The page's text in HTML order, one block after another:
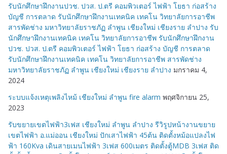
รับนักศึกษาฝึกงานปวช. ปวส. ป.ตรี คอมพิวเตอร์ ไฟฟ้า โยธา ก่อสร้าง
บัญชี การตลาด รับนักศึกษาฝึกงานเทคนิค เทคโน วิทยาลัยการอาชีพ
สารพัดช่าง มหาวิทยาลัยราชภัฏ ลำพูน เชียงใหม่ เชียงราย ลำปาง รับ
นักศึกษาฝึกงานเทคนิค เทคโน วิทยาลัยการอาชีพ รับนักศึกษาฝึกงาน
ปวช. ปวส. ป.ตรี คอมพิวเตอร์ ไฟฟ้า โยธา ก่อสร้าง บัญชี การตลาด
รับนักศึกษาฝึกงานเทคนิค เทคโน วิทยาลัยการอาชีพ สารพัดช่าง
มหาวิทยาลัยราชภัฏ ลำพูน เชียงใหม่ เชียงราย ลำปาง มกราคม 4,
2024
ระบบแจ้งเหตุเพลิงไหม้ เชียงใหม่ ลำพูน fire alarm พฤศจิกายน 25,
2023
รับขยายเขตไฟฟ้า3เฟส เชียงใหม่ ลำพูน ลำปาง รีวิรูปหน้างานขยาย
เขตไฟฟ้า อ.แม่ออน เชียงใหม่ ปักเสาไฟฟ้า 45ต้น ติดตั้งหม้อแปลงไฟ
ฟ้า 160Kva เดินสายเมนไฟฟ้า 3เฟส 600เมตร ติดตั้งตู้MDB 3เฟส ติด